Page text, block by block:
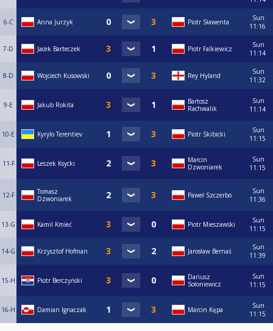
6-C Anna Jurzyk Piotr Sławenta
Sun
11:16
7-D Jacek Barteczek Piotr Falkiewicz
Sun
11:14
8-D Wojciech Kusowski Rey Hyland
Sun
11:32
9-E Jakub Rokita
Bartosz
Rachwalik
Sun
11:14
10-E Kyrylo Terentiev Piotr Skibicki
Sun
11:15
11-F Leszek Ksycki
Marcin
Dzwoniarek
Sun
11:15
12-F
Tomasz
Dzwoniarek
Paweł Szczerbo
Sun
11:36
13-G Kamil Kmieć Piotr Mieszawski
Sun
11:15
14-G Krzysztof Hofman Jarosław Bernaś
Sun
11:39
15-H Piotr Berczyński
Dariusz
Sołoniewicz
Sun
11:15
16-H Damian Ignaczak Marcin Kępa
Sun
11:15